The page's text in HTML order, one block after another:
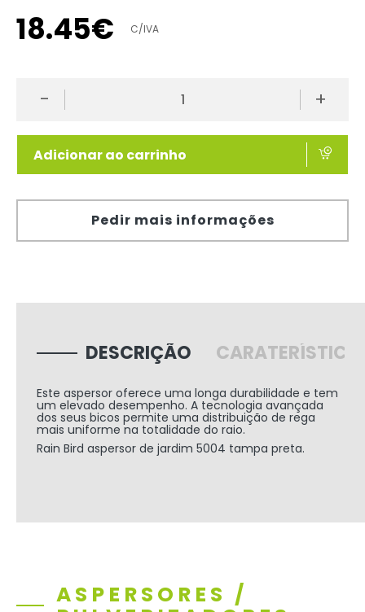
18.45€ C/IVA
- +
Adicionar ao carrinho
Pedir mais informações
DESCRIÇÃO
Este aspersor oferece uma longa durabilidade e tem
um elevado desempenho. A tecnologia avançada
dos seus bicos permite uma distribuição de rega
mais uniforme na totalidade do raio.
Rain Bird aspersor de jardim 5004 tampa preta.
ASPERSORES /